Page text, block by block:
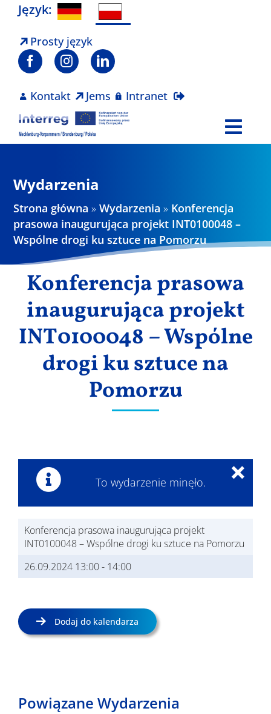
Skip
content
Język:
Prosty język
Kontakt Jems Intranet
Projekty
Aktualności
Wyniki
Wydarzenia
Strona główna »Wydarzenia » Konferencja
prasowa inaugurująca projekt INT0100048 –
Wspólne drogi ku sztuce na Pomorzu
Konferencja prasowa
inaugurująca projekt
INT0100048 – Wspólne
drogi ku sztuce na
Pomorzu
To wydarzenie minęło.
×
Konferencja prasowa inaugurująca projekt
INT0100048 – Wspólne drogi ku sztuce na Pomorzu
26.09.2024 13:00- 14:00
Dodaj do kalendarza
Powiązane Wydarzenia